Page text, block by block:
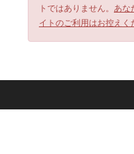
トではありません。 あな
イトのご利用はお控えく